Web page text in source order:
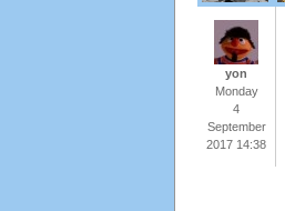
yon
Monday
4
September
2017 14:38